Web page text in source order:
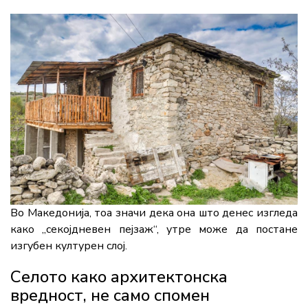
Во Македонија, тоа значи дека она што денес изгледа
како „секојдневен пејзаж“, утре може да постане
изгубен културен слој.
Селото како архитектонска
вредност, не само спомен